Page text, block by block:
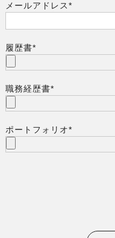
メールアドレス*
履歴書*
職務経歴書*
ポートフォリオ*